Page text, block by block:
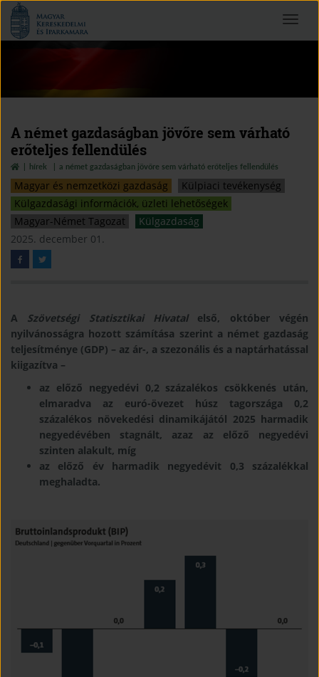
Magyar
Kereskedelmi
és
Iparkamara
Toggle
A német gazdaságban jövőre sem várható
erőteljes fellendülés
hírek a német gazdaságban jövőre sem várható erőteljes fellendülés
Magyar és nemzetközi gazdaság
Külpiaci tevékenység
Külgazdasági információk, üzleti lehetőségek
Magyar-Német Tagozat
Külgazdaság
2025. december 01.
A Szövetségi Statisztikai Hivatalelső, október végén
nyilvánosságra hozott számítása szerint a német gazdaság
teljesítménye (GDP) – az ár-, a szezonális és a naptárhatással
kiigazítva –
az előző negyedévi 0,2 százalékos csökkenés után,
elmaradva az euró-övezet húsz tagországa 0,2
százalékos növekedési dinamikájától 2025 harmadik
negyedévében stagnált, azaz az előző negyedévi
szinten alakult, míg
az előző év harmadik negyedévit 0,3 százalékkal
meghaladta.